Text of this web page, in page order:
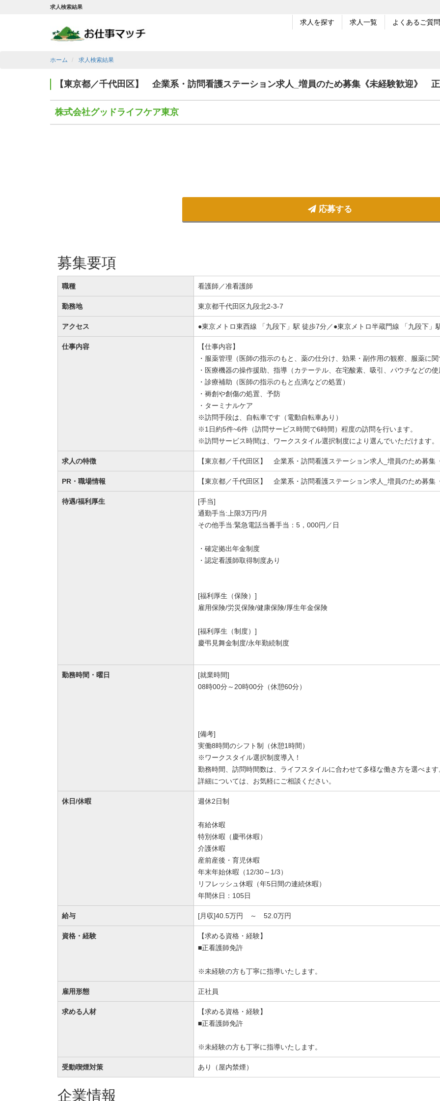
求人検索結果
求人を探す 求人一覧 よくあるご質問
ホーム 求人検索結果
【東京都／千代田区】 企業系・訪問看護ステーション求人_増員のため募集《未経験歓迎》
株式会社グッドライフケア東京
応募する
募集要項
職種 看護師／准看護師
勤務地 東京都千代田区九段北2-3-7
アクセス ●東京メトロ東西線 「九段下」駅 徒歩7分／●東京メトロ半蔵門線 「九段下
仕事内容
【仕事内容】
・服薬管理（医師の指示のもと、薬の仕分け、効果・副作用の観察、服薬に
・医療機器の操作援助、指導（カテーテル、在宅酸素、吸引、パウチなどの
・診療補助（医師の指示のもと点滴などの処置）
・褥創や創傷の処置、予防
・ターミナルケア
※訪問手段は、自転車です（電動自転車あり）
※1日約5件~6件（訪問サービス時間で6時間）程度の訪問を行います。
※訪問サービス時間は、ワークスタイル選択制度により選んでいただけます。
求人の特徴 【東京都／千代田区】 企業系・訪問看護ステーション求人_増員のため募
PR・職場情報 【東京都／千代田区】 企業系・訪問看護ステーション求人_増員のため募
待遇/福利厚生
[手当]
通勤手当:上限3万円/月
その他手当:緊急電話当番手当：5，000円／日
・確定拠出年金制度
・認定看護師取得制度あり
[福利厚生（保険）]
雇用保険/労災保険/健康保険/厚生年金保険
[福利厚生（制度）]
慶弔見舞金制度/永年勤続制度
勤務時間・曜日
[就業時間]
08時00分～20時00分（休憩60分）
[備考]
実働8時間のシフト制（休憩1時間）
※ワークスタイル選択制度導入！
勤務時間、訪問時間数は、ライフスタイルに合わせて多様な働き方を選べます
詳細については、お気軽にご相談ください。
休日/休暇 週休2日制
有給休暇
特別休暇（慶弔休暇）
介護休暇
産前産後・育児休暇
年末年始休暇（12/30～1/3）
リフレッシュ休暇（年5日間の連続休暇）
年間休日：105日
給与 [月収]40.5万円 ～ 52.0万円
資格・経験
【求める資格・経験】
■正看護師免許
※未経験の方も丁寧に指導いたします。
雇用形態 正社員
求める人材
【求める資格・経験】
■正看護師免許
※未経験の方も丁寧に指導いたします。
受動喫煙対策 あり（屋内禁煙）
企業情報